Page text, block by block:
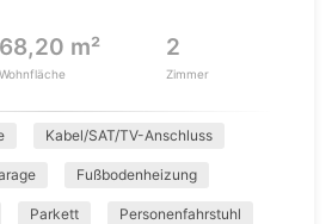
68,20 m²
Wohnfläche
2
Zimmer
Kabel/SAT/TV-Anschluss
Fußbodenheizung
Parkett Personenfahrstuhl